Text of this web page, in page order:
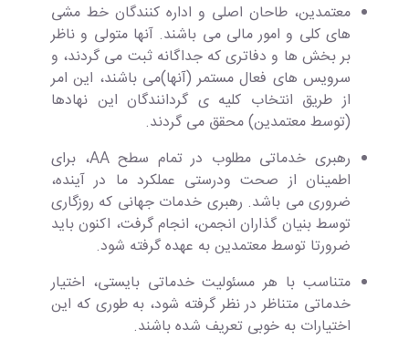
معتمدین، طاحان اصلی و اداره کنندگان خط مشی
های کلی و امور مالی می باشند. آنها متولی و ناظر
بر بخش ها و دفاتری که جداگانه ثبت می گردند، و
سرویس های فعال مستمر (آنها)می باشند، این امر
از طریق انتخاب کلیه ی گردانندگان این نهادها
(توسط معتمدین) محقق می گردند.
رهبری خدماتی مطلوب در تمام سطح AA، برای
اطمینان از صحت ودرستی عملکرد ما در آینده،
ضروری می باشد. رهبری خدمات جهانی که روزگاری
توسط بنیان گذاران انجمن، انجام گرفت، اکنون باید
ضرورتا توسط معتمدین به عهده گرفته شود.
متناسب با هر مسئولیت خدماتی بایستی، اختیار
خدماتی متناظر در نظر گرفته شود، به طوری که این
اختیارات به خوبی تعریف شده باشند.